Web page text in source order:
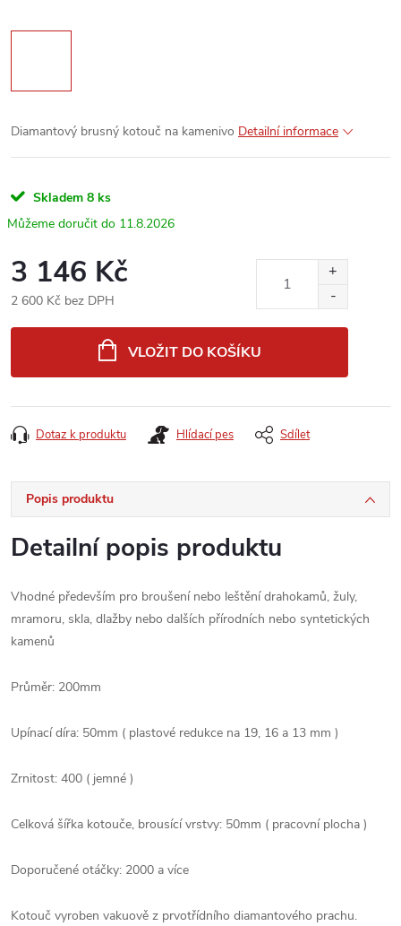
Diamantový brusný kotouč na kamenivo Detailní informace
Skladem 8 ks
11.8.2026
3 146 Kč
2 600 Kč bez DPH
VLOŽIT DO KOŠÍKU
Dotaz k produktu Hlídací pes Sdílet
Popis produktu
Detailní popis produktu
Vhodné především pro broušení nebo leštění drahokamů, žuly,
mramoru, skla, dlažby nebo dalších přírodních nebo syntetických
kamenů
Průměr: 200mm
Upínací díra: 50mm ( plastové redukce na 19, 16 a 13 mm )
Zrnitost: 400 ( jemné )
Celková šířka kotouče, brousící vrstvy: 50mm ( pracovní plocha )
Doporučené otáčky: 2000 a více
Kotouč vyroben vakuově z prvotřídního diamantového prachu.